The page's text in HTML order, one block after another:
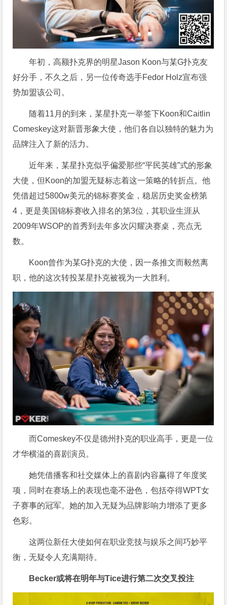
年初，高额扑克界的明星Jason Koon与某G扑克友
好分手，不久之后，另一位传奇选手Fedor Holz宣布强
势加盟该公司。
随着11月的到来，某星扑克一举签下Koon和Caitlin
Comeskey这对新晋形象大使，他们各自以独特的魅力为
品牌注入了新的活力。
近年来，某星扑克似乎偏爱那些“平民英雄”式的形象
大使，但Koon的加盟无疑标志着这一策略的转折点。他
凭借超过5800w美元的锦标赛奖金，稳居历史奖金榜第
4，更是美国锦标赛收入排名的第3位，其职业生涯从
2009年WSOP的首秀到去年多次闪耀决赛桌，亮点无
数。
Koon曾作为某G扑克的大使，因一条推文而毅然离
职，他的这次转投某星扑克被视为一大胜利。
而Comeskey不仅是德州扑克的职业高手，更是一位
才华横溢的喜剧演员。
她凭借播客和社交媒体上的喜剧内容赢得了年度奖
项，同时在赛场上的表现也毫不逊色，包括夺得WPT女
子赛事的冠军。她的加入无疑为品牌影响力增添了更多
色彩。
这两位新任大使如何在职业竞技与娱乐之间巧妙平
衡，无疑令人充满期待。
Becker或将在明年与Tice进行第二次交叉投注